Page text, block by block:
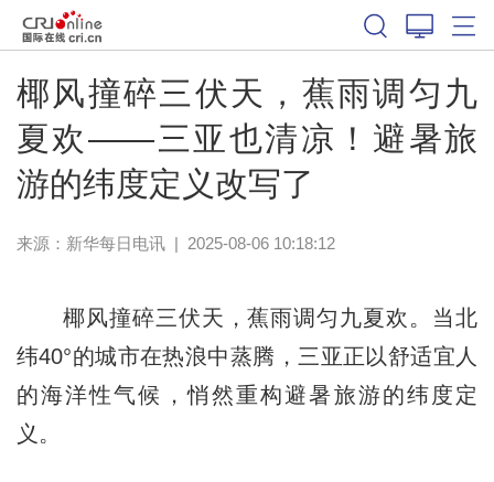
椰风撞碎三伏天，蕉雨调匀九
夏欢——三亚也清凉！避暑旅
游的纬度定义改写了
来源： 新华每日电讯| 2025-08-06 10:18:12
椰风撞碎三伏天，蕉雨调匀九夏欢。当北
纬40°的城市在热浪中蒸腾，三亚正以舒适宜人
的海洋性气候，悄然重构避暑旅游的纬度定
义。